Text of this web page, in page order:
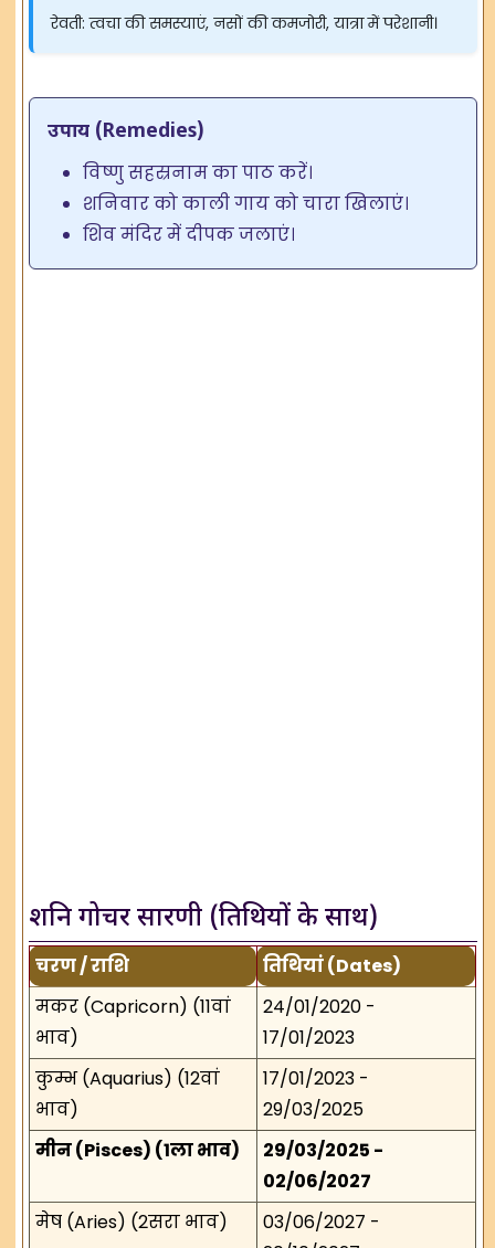
रेवती: त्वचा की समस्याएं, नसों की कमजोरी, यात्रा में परेशानी।
उपाय (Remedies)
विष्णु सहस्रनाम का पाठ करें।
शनिवार को काली गाय को चारा खिलाएं।
शिव मंदिर में दीपक जलाएं।
शनि गोचर सारणी (तिथियों के साथ)
चरण / राशि
तिथियां (Dates)
मकर (Capricorn) (11वां
भाव)
24/01/2020 -
17/01/2023
कुम्भ (Aquarius) (12वां
भाव)
17/01/2023 -
29/03/2025
मीन (Pisces) (1ला भाव)
29/03/2025 -
02/06/2027
मेष (Aries) (2सरा भाव)
03/06/2027 -